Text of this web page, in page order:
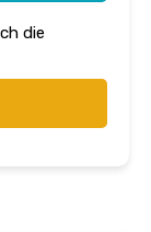
die